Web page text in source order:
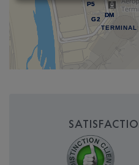
TERMINAL
P5
G2
DM
P5
G2
DM